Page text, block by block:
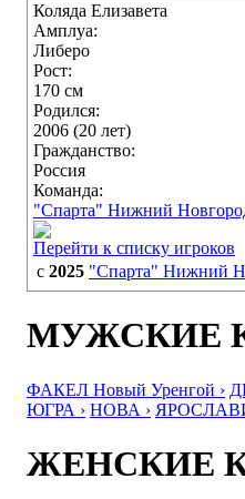
Коляда Елизавета
Амплуа:
Либеро
Рост:
170 см
Родился:
2006 (20 лет)
Гражданство:
Россия
Команда:
"Спарта" Нижний
Перейти к списку игроков
с 2025 "Спарта" Нижний
МУЖСКИЕ
ФАКЕЛ Новый Уренгой ›
ЮГРА › НОВА ›
ЖЕНСКИЕ